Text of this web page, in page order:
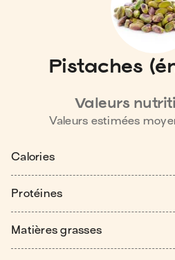
Pistaches
Valeurs
Valeurs estimées
Calories
Protéines
Matières grasses